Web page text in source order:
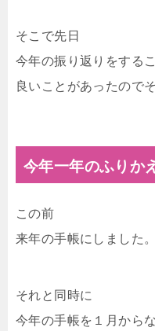
そこで先日
今年の振り返りをする
良いことがあったので
今年一年のふりか
この前
来年の手帳にしました。
それと同時に
今年の手帳を１月から